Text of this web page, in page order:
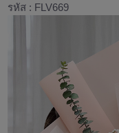
รหัส : FLV669